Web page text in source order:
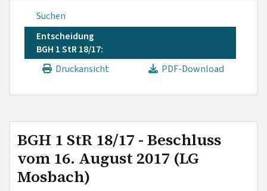
Suchen
Entscheidung
BGH 1 StR 18/17:
Druckansicht
PDF-Download
BGH 1 StR 18/17 - Beschluss
vom 16. August 2017 (LG
Mosbach)